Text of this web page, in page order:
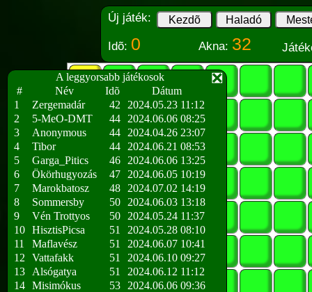
Új játék:
Idõ: 0 Akna: 32
❎
A leggyorsabb játékosok
#
Név Idõ
Dátum
1
Zergemadár 42
2024.05.23 11:12
2
5-MeO-DMT 44
2024.06.06 08:25
3
Anonymous 44
2024.04.26 23:07
4
Tibor 44
2024.06.21 08:53
5
Garga_Pitics 46
2024.06.06 13:25
6
Ökörhugyozás 47
2024.06.05 10:19
7
Marokbatosz 48
2024.07.02 14:19
8
Sommersby 50
2024.06.03 13:18
9
Vén Trottyos 50
2024.05.24 11:37
10 HisztisPicsa 51
2024.05.28 08:10
11
Maflavész 51
2024.06.07 10:41
12
Vattafakk 51
2024.06.10 09:27
13
Alsógatya 51
2024.06.12 11:12
14 Misimókus 53
2024.06.06 09:36